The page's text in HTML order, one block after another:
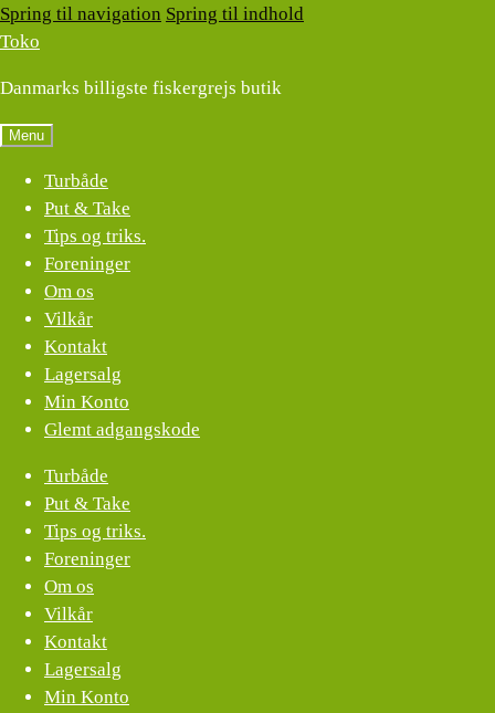
Spring til navigation Spring til indhold
Toko
Danmarks billigste fiskergrejs butik
Menu
Turbåde
Put & Take
Tips og triks.
Foreninger
Om os
Vilkår
Kontakt
Lagersalg
Min Konto
Glemt adgangskode
Turbåde
Put & Take
Tips og triks.
Foreninger
Om os
Vilkår
Kontakt
Lagersalg
Min Konto